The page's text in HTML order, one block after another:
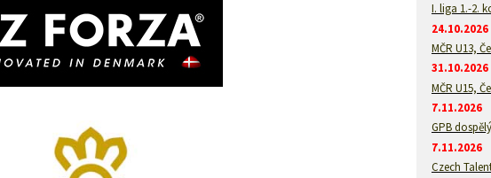
I. liga 1.-2.
24.10.2026
MČR U13,
31.10.2026
MČR U15,
7.11.2026
GPB
7.11.2026
Czech